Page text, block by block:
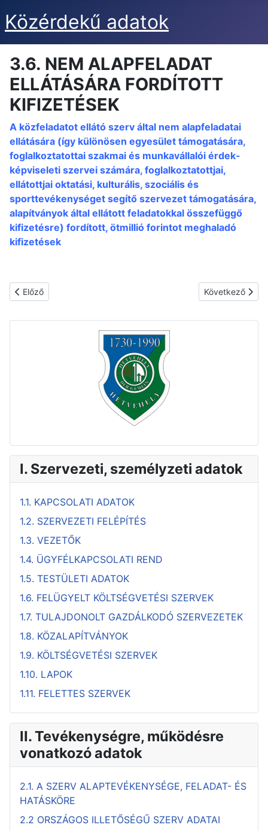
Közérdekű adatok
I. Szervezeti, személyzeti adatok
1.1. KAPCSOLATI ADATOK
1.2. SZERVEZETI FELÉPÍTÉS
1.3. VEZETŐK
1.4. ÜGYFÉLKAPCSOLATI REND
1.5. TESTÜLETI ADATOK
1.6. FELÜGYELT KÖLTSÉGVETÉSI SZERVEK
1.7. TULAJDONOLT GAZDÁLKODÓ SZERVEZETEK
1.8. KÖZALAPÍTVÁNYOK
1.9. KÖLTSÉGVETÉSI SZERVEK
1.10. LAPOK
1.11. FELETTES SZERVEK
II. Tevékenységre, működésre
vonatkozó adatok
2.1. A SZERV ALAPTEVÉKENYSÉGE, FELADAT- ÉS
HATÁSKÖRE
2.2 ORSZÁGOS ILLETŐSÉGŰ SZERV ADATAI
3.6. NEM ALAPFELADAT
ELLÁTÁSÁRA FORDÍTOTT
KIFIZETÉSEK
A közfeladatot ellátó szerv által nem alapfeladatai
ellátására (így különösen egyesület támogatására,
foglalkoztatottai szakmai és munkavállalói érdek-
képviseleti szervei számára, foglalkoztatottjai,
ellátottjai oktatási, kulturális, szociális és
sporttevékenységet segítő szervezet támogatására,
alapítványok által ellátott feladatokkal összefüggő
kifizetésre) fordított, ötmillió forintot meghaladó
kifizetések
Előző cikk: Humánreaktor
Előző Következő cikk:
Következő